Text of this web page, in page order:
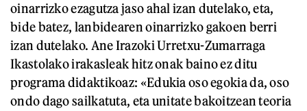
oinarrizko ezagutza jaso ahal izan dutelako, eta,
bide batez, lanbidearen oinarrizko gakoen berri
izan dutelako. Ane Irazoki Urretxu-Zumarraga
Ikastolako irakasleak hitz onak baino ez ditu
programa didaktikoaz: «Edukia oso egokia da, oso
ondo dago sailkatuta, eta unitate bakoitzean teoria